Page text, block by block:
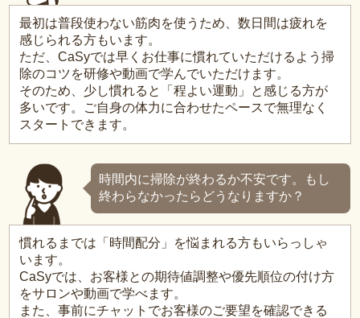
最初は普段使わない筋肉を使うため、数日間は疲れを
感じられる方もいます。
ただ、CaSyでは早くお仕事に慣れていただけるよう掃
除のコツを研修や動画で学んでいただけます。
そのため、少し慣れると「程よい運動」と感じる方が
多いです。ご自身の体力に合わせたペースで無理なく
スタートできます。
時間内に掃除が終わるか不安です。もし
終わらなかったらどうなりますか？
慣れるまでは「時間配分」を悩まれる方もいらっしゃ
います。
CaSyでは、お客様との期待値調整や優先順位の付け方
をサロンや動画で学べます。
また、事前にチャットでお客様のご要望を確認できる